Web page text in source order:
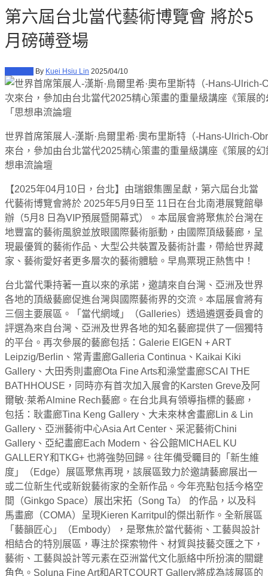
第六屆台北當代藝術博覽會 將於5
月磅礡登場
By Kuei Hsiu Lin 2025/04/10
世界首席策展人-漢斯·烏爾里希·奧布里斯特（-Hans-Ulrich-
來台，參加由台北當代2025精心策畫的重量級講座《策展的
想串流論壇
【2025年04月10日，台北】由瑞銀集團呈獻，第六屆台北當
代藝術博覽會將於 2025年5月9日至 11日在台北南港展覽館舉
辦（5月8 日為VIP預展暨開幕式）。本屆展會將聚焦於台灣在
地豐富的藝術風貌並放眼國際藝術脈動，由國際頂級藝廊，呈
現最優質的藝術作品、大型公共裝置及藝術計畫，帶給世界藏
家、藝術愛好者更多層次的藝術體驗。早鳥票現正熱售中！
台北當代秉持著一直以來的承諾，邀請來自台灣、亞洲及世界
各地的頂級藝廊促進台灣與國際藝術界的交流。本屆展會將有
三個主要展區。「當代網域」（Galleries）透過遴選委員會的
評選為來自台灣、亞洲及世界各地的知名藝廊提供了一個獨特
的平台。再次參展的藝廊包括：Galerie EIGEN + ART
Leipzig/Berlin、常青畫廊Galleria Continua、Kaikai Kiki
Gallery、大田秀則畫廊Ota Fine Arts和澡堂畫廊SCAI THE
BATHHOUSE，同時亦有首次加入展會的Karsten Greve及阿
爾敏·萊希Almine Rech藝廊。在台北具有領導指標的藝廊，
包括：耿畫廊Tina Keng Gallery、大未來林舍畫廊Lin & Lin
Gallery、亞洲藝術中心Asia Art Center、采泥藝術Chini
Gallery、亞紀畫廊Each Modern、谷公館MICHAEL KU
GALLERY和TKG+ 也將強勢回歸。往年備受矚目的「新生維
度」（Edge）展區聚焦再現，該展區致力於邀請藝廊展出一
或二位新生代或新銳藝術家的全新作品。今年亮點包括今格空
間（Ginkgo Space）展出宋拓（Song Ta） 的作品，以及科
馬畫廊（COMA）呈現Kieren Karritpul的傑出新作。全新展區
「藝韻匠心」（Embody），是聚焦於當代藝術、工藝與設計
相結合的特別展區，專注於探索物件、材質與技藝交匯之下，
藝術、工藝與設計等元素在亞洲當代文化脈絡中所扮演的關鍵
角色。Soluna Fine Art和ARTCOURT Gallery將成為該展區的